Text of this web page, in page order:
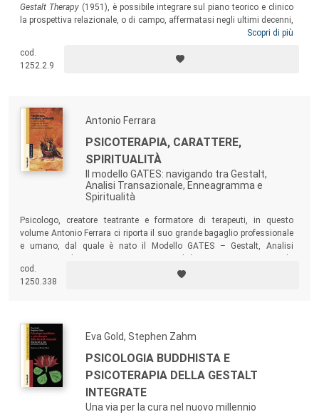
Gestalt Therapy (1951), è possibile integrare sul piano teorico e clinico
la prospettiva relazionale, o di campo, affermatasi negli ultimi decenni,
con la classica prospettiva centrata sull’individuo. Attraverso i vari
realizzare, esponendo le caratteristiche e le implicazioni cliniche del
sé, inteso nella sua modalità totale e spontanea e nelle sue principali
Scopri di più
cod.
1252.2.9
Antonio Ferrara
PSICOTERAPIA, CARATTERE,
SPIRITUALITÀ
Il modello GATES: navigando tra Gestalt,
Analisi Transazionale, Enneagramma e
Spiritualità
Psicologo, creatore teatrante e formatore di terapeuti, in questo
volume Antonio Ferrara ci riporta il suo grande bagaglio professionale
e umano, dal quale è nato il Modello GATES – Gestalt, Analisi
integrativo che favorisce una vita più piena, trasformando in salute la
coscienza che emerge dal processo terapeutico.
cod.
1250.338
Eva Gold, Stephen Zahm
PSICOLOGIA BUDDHISTA E
PSICOTERAPIA DELLA GESTALT
INTEGRATE
Una via per la cura nel nuovo millennio